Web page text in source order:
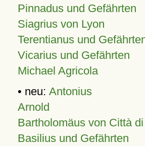
Pinnadus und Gefährten
Siagrius von Lyon
Terentianus und
Vicarius und Gefährten
Michael Agricola
• neu: Antonius
Arnold
Bartholomäus von Città
Basilius und Gefährten